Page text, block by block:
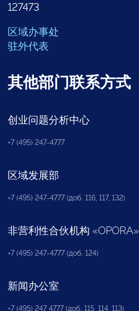
127473
区域办事处
驻外代表
其他部门联系方式
创业问题分析中心
+7 (495) 247-4777
区域发展部
+7 (495) 247-4777 (доб. 116, 117, 132)
非营利性合伙机构 «OPORA»
+7 (495) 247-4777 (доб. 124)
新闻办公室
+7 (495) 247 4777 (доб. 115, 114, 113)